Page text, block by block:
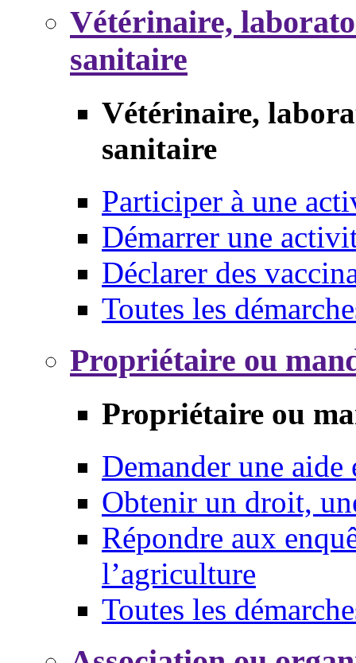
Vétérinaire,
sanitaire
Vétérinaire,
sanitaire
Participer à une
Démarrer une
Déclarer des
Toutes les
Propriétaire ou
Propriétaire ou
Demander une aide
Obtenir un droit,
Répondre aux
l’agriculture
Toutes les